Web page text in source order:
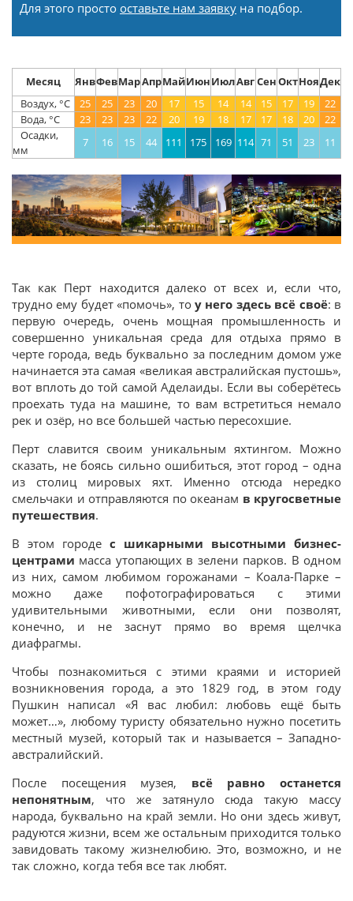
Для этого просто оставьте нам заявку на подбор.
Месяц ЯнвФевМарАпрМайИюнИюлАвгСенОктНояДек
Воздух, °С
25 25 23 20 17 15 14 14 15 17 19
22
Вода, °С
23 23 23 22 20 19 18 17 17 18 20
22
Осадки,
мм
7 16 15 44 111 175 169 114 71 51 23 11
Так как Перт находится далеко от всех и, если что,
трудно ему будет «помочь», то у него здесь всё своё: в
первую очередь, очень мощная промышленность и
совершенно уникальная среда для отдыха прямо в
черте города, ведь буквально за последним домом уже
начинается эта самая «великая австралийская пустошь»,
вот вплоть до той самой Аделаиды. Если вы соберётесь
проехать туда на машине, то вам встретиться немало
рек и озёр, но все большей частью пересохшие.
Перт славится своим уникальным яхтингом. Можно
сказать, не боясь сильно ошибиться, этот город – одна
из столиц мировых яхт. Именно отсюда нередко
смельчаки и отправляются по океанам в кругосветные
путешествия.
В этом городе с шикарными высотными бизнес-
центрами масса утопающих в зелени парков. В одном
из них, самом любимом горожанами – Коала-Парке –
можно даже пофотографироваться с этими
удивительными животными, если они позволят,
конечно, и не заснут прямо во время щелчка
диафрагмы.
Чтобы познакомиться с этими краями и историей
возникновения города, а это 1829 год, в этом году
Пушкин написал «Я вас любил: любовь ещё быть
может…», любому туристу обязательно нужно посетить
местный музей, который так и называется – Западно-
австралийский.
После посещения музея, всё равно останется
непонятным, что же затянуло сюда такую массу
народа, буквально на край земли. Но они здесь живут,
радуются жизни, всем же остальным приходится только
завидовать такому жизнелюбию. Это, возможно, и не
так сложно, когда тебя все так любят.